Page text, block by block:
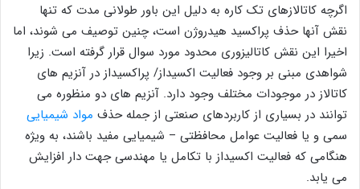
اگرچه کاتالازهای تک کاره به دلیل این باور طولانی مدت که تنها
نقش آنها حذف پراکسید هیدروژن است، چنین توصیف می شوند، اما
اخیرا این نقش کاتالیزوری محدود مورد سوال قرار گرفته است. زیرا
شواهدی مبنی بر وجود فعالیت اکسیداز/ پراکسیداز در آنزیم های
کاتالاز در موجودات مختلف وجود دارد. آنزیم های دو منظوره می
توانند در بسیاری از کاربردهای صنعتی از جمله حذف مواد شیمیایی
سمی و یا فعالیت عوامل محافظتی – شیمیایی مفید باشند، به ویژه
هنگامی که فعالیت اکسیداز با تکامل یا مهندسی جهت دار افزایش
می یابد.